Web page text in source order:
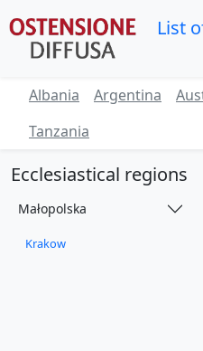
List
Albania Argentina
Tanzania
Ecclesiastical regions
Małopolska
Krakow